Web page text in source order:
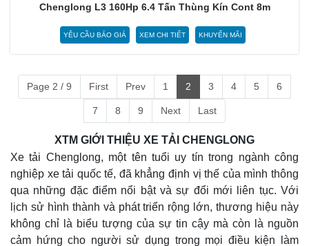
Chenglong L3 160Hp 6.4 Tấn Thùng Kín Cont 8m
YÊU CẦU BÁO GIÁ XEM CHI TIẾT KHUYẾN MÃI
Page 2 / 9 First Prev 1 2 3 4 5 6
7 8 9 Next Last
XTM GIỚI THIỆU XE TẢI CHENGLONG
Xe tải Chenglong, một tên tuổi uy tín trong ngành công
nghiệp xe tải quốc tế, đã khẳng định vị thế của mình thông
qua những đặc điểm nổi bật và sự đổi mới liên tục. Với
lịch sử hình thành và phát triển rộng lớn, thương hiệu này
không chỉ là biểu tượng của sự tin cậy mà còn là nguồn
cảm hứng cho người sử dụng trong mọi điều kiện làm